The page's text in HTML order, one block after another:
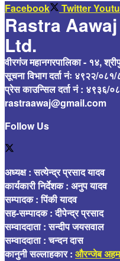
Facebook Twitter
Rastra
Ltd.
वीरगंज महानगरपालिका - १४,
सूचना विभाग दर्ता नंः ४९२२/
प्रेस काउन्सिल दर्ता नं : ४९३६/
rastraawaj@gmail.com
Follow Us
अध्यक्ष : सत्येन्द्र प्रसाद यादव
कार्यकारी निर्देशक : अनुप यादव
सम्पादक : पिंकी यादव
सह-सम्पादक : दीपेन्द्र प्रसाद
सम्वाददाता : सन्दीप जयसवाल
सम्वाददाता : चन्दन दास
कानुनी सल्लाहकार : औरन्जेब